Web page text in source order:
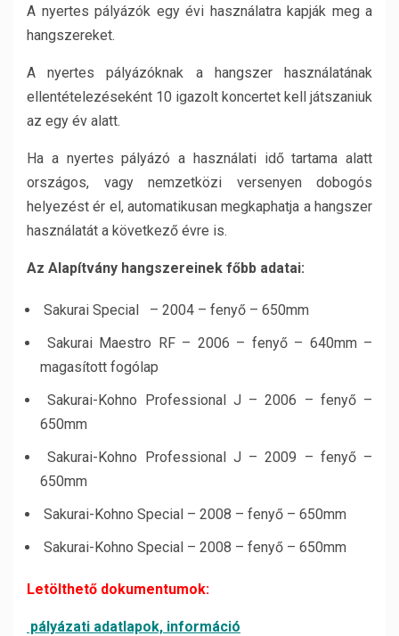
A nyertes pályázók egy évi használatra kapják meg a
hangszereket.
A nyertes pályázóknak a hangszer használatának
ellentételezéseként 10 igazolt koncertet kell játszaniuk
az egy év alatt.
Ha a nyertes pályázó a használati idő tartama alatt
országos, vagy nemzetközi versenyen dobogós
helyezést ér el, automatikusan megkaphatja a hangszer
használatát a következő évre is.
Az Alapítvány hangszereinek főbb adatai:
Sakurai Special – 2004 – fenyő – 650mm
Sakurai Maestro RF – 2006 – fenyő – 640mm –
magasított fogólap
Sakurai-Kohno Professional J – 2006 – fenyő –
650mm
Sakurai-Kohno Professional J – 2009 – fenyő –
650mm
Sakurai-Kohno Special – 2008 – fenyő – 650mm
Sakurai-Kohno Special – 2008 – fenyő – 650mm
Letölthető dokumentumok:
pályázati adatlapok, információ